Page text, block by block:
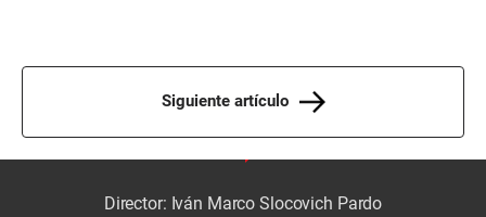
Siguiente artículo
Director: Iván Marco Slocovich Pardo